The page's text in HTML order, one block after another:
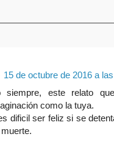
15 de octubre de 2016 a
siempre, este relato
como la tuya.
dificil ser feliz si se